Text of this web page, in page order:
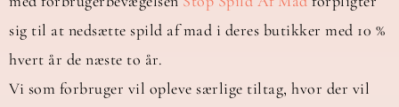
sig til at nedsætte spild af mad i deres butikker med 10 %
hvert år de næste to år.
Vi som forbruger vil opleve særlige tiltag, hvor der vil